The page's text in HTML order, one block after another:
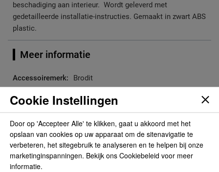
beschadiging aan interieur. Wordt geleverd met
gedetailleerde installatie-instructies. Gemaakt in zwart ABS
plastic.
Meer informatie
Meer
informatie
Brodit
29,95
Proclip stuur links
Links
zwart
AMPS afmeting, zonder gaten
Cookie Instellingen
Door op 'Accepteer Alle' te klikken, gaat u akkoord met het
opslaan van cookies op uw apparaat om de sitenavigatie te
verbeteren, het sitegebruik te analyseren en te helpen bij onze
marketinginspanningen. Bekijk ons Cookiebeleid voor meer
informatie.